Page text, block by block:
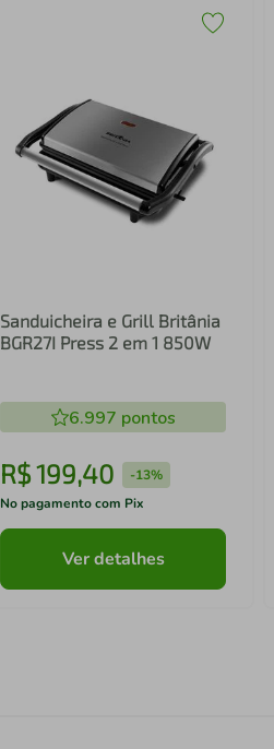
Sanduicheira e Grill Britânia
BGR27I Press 2 em 1 850W
6.997 pontos
R$199,40 -13%
No pagamento com Pix
Ver detalhes